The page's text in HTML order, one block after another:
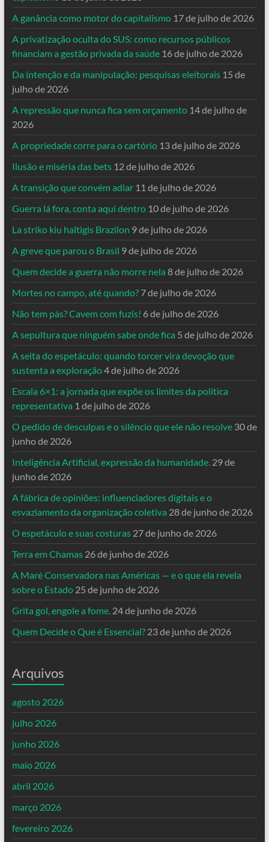
A ganância como motor do capitalismo 17 de julho de 2026
A privatização oculta do SUS: como recursos públicos
financiam a gestão privada da saúde 16 de julho de 2026
Da intenção e da manipulação: pesquisas eleitorais 15 de
julho de 2026
A repressão que nunca fica sem orçamento 14 de julho de
2026
A propriedade corre para o cartório 13 de julho de 2026
Ilusão e miséria das bets 12 de julho de 2026
A transição que convém adiar 11 de julho de 2026
Guerra lá fora, conta aqui dentro 10 de julho de 2026
La striko kiu haltigis Brazilon 9 de julho de 2026
A greve que parou o Brasil 9 de julho de 2026
Quem decide a guerra não morre nela 8 de julho de 2026
Mortes no campo, até quando? 7 de julho de 2026
Não tem pás? Cavem com fuzis! 6 de julho de 2026
A sepultura que ninguém sabe onde fica 5 de julho de 2026
A seita do espetáculo: quando torcer vira devoção que
sustenta a exploração4 de julho de 2026
Escala 6×1: a jornada que expõe os limites da política
representativa 1 de julho de 2026
O pedido de desculpas e o silêncio que ele não resolve 30 de
junho de 2026
Inteligência Artificial, expressão da humanidade. 29 de
junho de 2026
A fábrica de opiniões: influenciadores digitais e o
esvaziamento da organização coletiva 28 de junho de 2026
O espetáculo e suas costuras 27 de junho de 2026
Terra em Chamas 26 de junho de 2026
A Maré Conservadora nas Américas — e o que ela revela
sobre o Estado 25 de junho de 2026
Grita gol, engole a fome. 24 de junho de 2026
Quem Decide o Que é Essencial? 23 de junho de 2026
Arquivos
agosto 2026
julho 2026
junho 2026
maio 2026
abril 2026
março 2026
fevereiro 2026